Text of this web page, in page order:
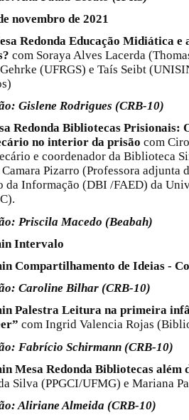
novembro de 2021
Redonda Educação Midiática e
com Soraya Alves Lacerda
(UFRGS) e Taís Seibt
Gislene Rodrigues (CRB-10)
Redonda Bibliotecas Prisionais:
no interior da prisão com
e coordenador da Biblioteca
Pizarro (Professora
da Informação (DBI /FAED) da
Priscila Macedo (Beabah)
Intervalo
Compartilhamento de Ideias -
Caroline Bilhar (CRB-10)
Palestra Leitura na primeira
com Ingrid Valencia Rojas
Fabrício Schirmann (CRB-10)
Mesa Redonda Bibliotecas além
Silva (PPGCI/UFMG) e Mariana
Aliriane Almeida (CRB-10)